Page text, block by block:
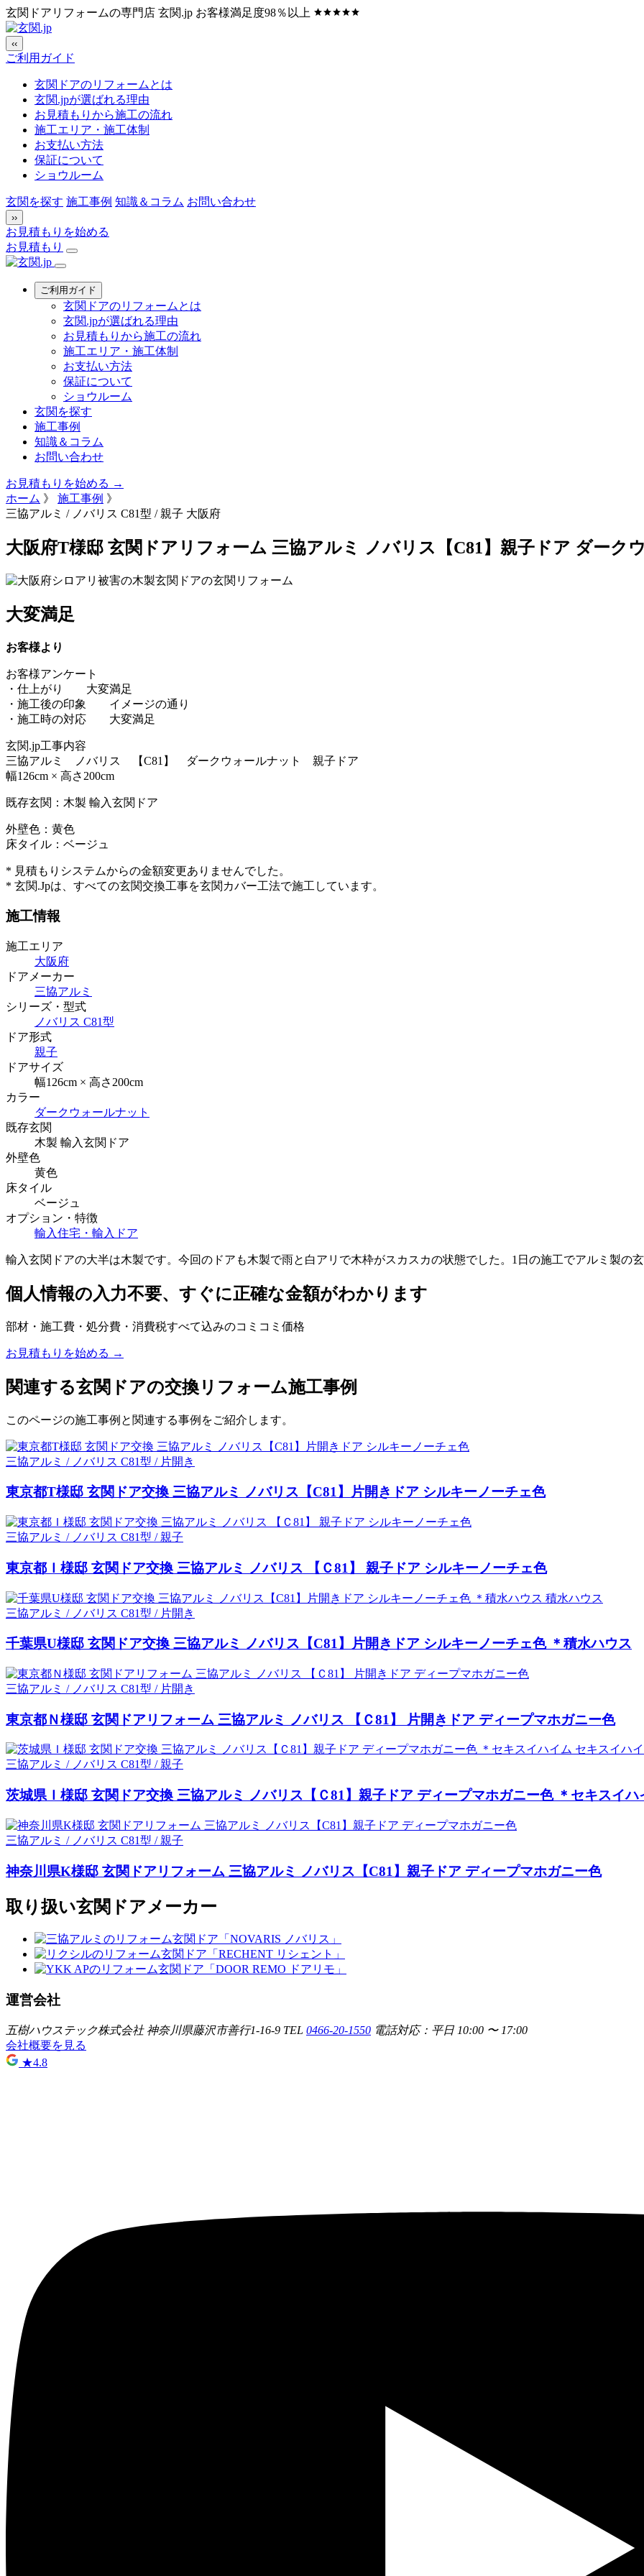
玄関ドアリフォームの専門店 玄関.jp お客様満足度98％以上
‹‹
ご利用ガイド
玄関ドアのリフォームとは
玄関.jpが選ばれる理由
お見積もりから施工の流れ
施工エリア・施工体制
お支払い方法
保証について
ショウルーム
玄関を探す 施工事例 知識＆コラム お問い合わせ
››
お見積もりを始める
お見積もり
ご利用ガイド
玄関ドアのリフォームとは
玄関.jpが選ばれる理由
お見積もりから施工の流れ
施工エリア・施工体制
お支払い方法
保証について
ショウルーム
玄関を探す
施工事例
知識＆コラム
お問い合わせ
お見積もりを始める →
ホーム 》 施工事例 》
三協アルミ / ノバリス C81型 / 親子 大阪府
大阪府T様邸 玄関ドアリフォーム 三協アルミ ノバリス【C81】親子ドア ダーク
大変満足
お客様より
お客様アンケート
・仕上がり 大変満足
・施工後の印象 イメージの通り
・施工時の対応 大変満足
玄関.jp工事内容
三協アルミ ノバリス 【C81】 ダークウォールナット 親子ドア
幅126cm × 高さ200cm
既存玄関：木製 輸入玄関ドア
外壁色：黄色
床タイル：ベージュ
* 見積もりシステムからの金額変更ありませんでした。
* 玄関.Jpは、すべての玄関交換工事を玄関カバー工法で施工しています。
施工情報
施工エリア
大阪府
ドアメーカー
三協アルミ
シリーズ・型式
ノバリス C81型
ドア形式
親子
ドアサイズ
幅126cm × 高さ200cm
カラー
ダークウォールナット
既存玄関
木製 輸入玄関ドア
外壁色
黄色
床タイル
ベージュ
オプション・特徴
輸入住宅・輸入ドア
輸入玄関ドアの大半は木製です。今回のドアも木製で雨と白アリで木枠がスカスカの状態でした。1日の施工でアルミ製の
個人情報の入力不要、すぐに正確な金額がわかります
部材・施工費・処分費・消費税すべて込みのコミコミ価格
お見積もりを始める →
関連する玄関ドアの交換リフォーム施工事例
このページの施工事例と関連する事例をご紹介します。
三協アルミ / ノバリス C81型 / 片開き
東京都T様邸 玄関ドア交換 三協アルミ ノバリス【C81】片開きドア シルキーノーチェ色
三協アルミ / ノバリス C81型 / 親子
東京都Ｉ様邸 玄関ドア交換 三協アルミ ノバリス 【Ｃ81】 親子ドア シルキーノーチェ色
積水ハウス
三協アルミ / ノバリス C81型 / 片開き
千葉県U様邸 玄関ドア交換 三協アルミ ノバリス【C81】片開きドア シルキーノーチェ色 ＊積水ハウス
三協アルミ / ノバリス C81型 / 片開き
東京都Ｎ様邸 玄関ドアリフォーム 三協アルミ ノバリス 【Ｃ81】 片開きドア ディープマホガニー色
セキスイハ
三協アルミ / ノバリス C81型 / 親子
茨城県Ｉ様邸 玄関ドア交換 三協アルミ ノバリス【Ｃ81】親子ドア ディープマホガニー色 ＊セキスイハ
三協アルミ / ノバリス C81型 / 親子
神奈川県K様邸 玄関ドアリフォーム 三協アルミ ノバリス【C81】親子ドア ディープマホガニー色
取り扱い玄関ドアメーカー
運営会社
五樹ハウステック株式会社神奈川県藤沢市善行1-16-9 TEL 0466-20-1550 電話対応：平日 10:00 〜 17:00
会社概要を見る
★4.8